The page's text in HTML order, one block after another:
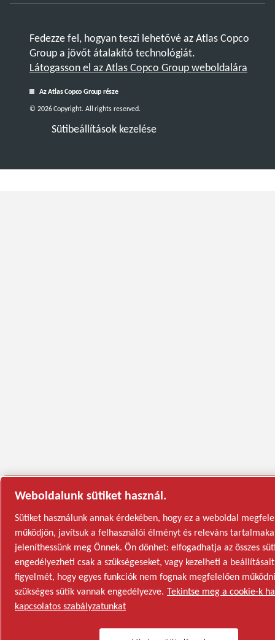
Fedezze fel, hogyan teszi lehetővé az Atlas Copco
Group a jövőt átalakító technológiát.
Látogasson el az Atlas Copco Group weboldalára
Az Atlas Copco Group része
Sütibeállítások kezelése
© 2026 Copyright. All rights reserved.
Weboldalunk sütiket használ.
Sütiket használunk annak érdekében, hogy ez a weboldal
működjön, javítsuk a felhasználói élményt és releváns
jeleníthessünk meg Önnek. Ön dönhet: elfogadhatja az összes
engedélyezheti csak a szükségeseket, vagy kezelheti a
figyelmét, hogy egyes funkciók nem fognak megfelelően
szükséges sütik vannak engedélyezve. Tekintse meg a cookie-k
kapcsolatos szabályzatunkat